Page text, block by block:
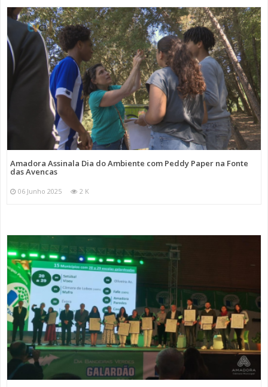
Amadora Assinala Dia do Ambiente com Peddy Paper na Fonte
das Avencas
06 Junho 2025 2 K